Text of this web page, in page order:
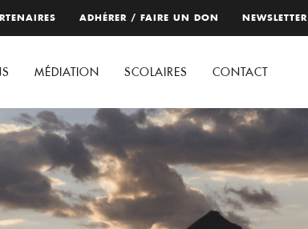
ADHÉRER / FAIRE UN DON NEWSLETTER
MÉDIATION SCOLAIRES CONTACT